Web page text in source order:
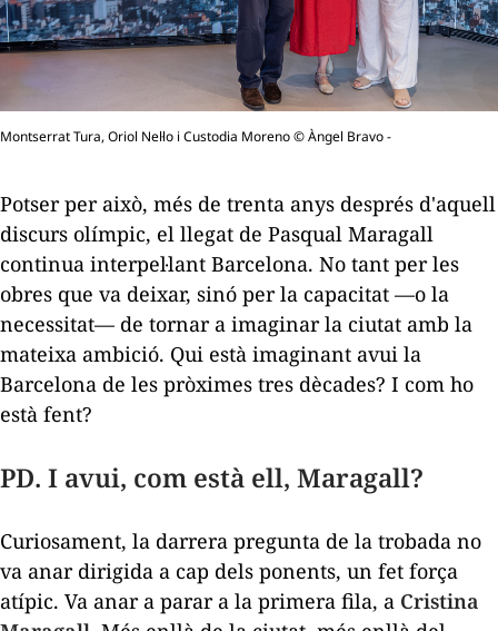
Montserrat Tura, Oriol Nel·lo i Custodia Moreno © Àngel Bravo -
Potser per això, més de trenta anys després d'aquell
discurs olímpic, el llegat de Pasqual Maragall
continua interpel·lant Barcelona. No tant per les
obres que va deixar, sinó per la capacitat —o la
necessitat— de tornar a imaginar la ciutat amb la
mateixa ambició. Qui està imaginant avui la
Barcelona de les pròximes tres dècades? I com ho
està fent?
PD. I avui, com està ell, Maragall?
Curiosament, la darrera pregunta de la trobada no
va anar dirigida a cap dels ponents, un fet força
atípic. Va anar a parar a la primera fila, a Cristina